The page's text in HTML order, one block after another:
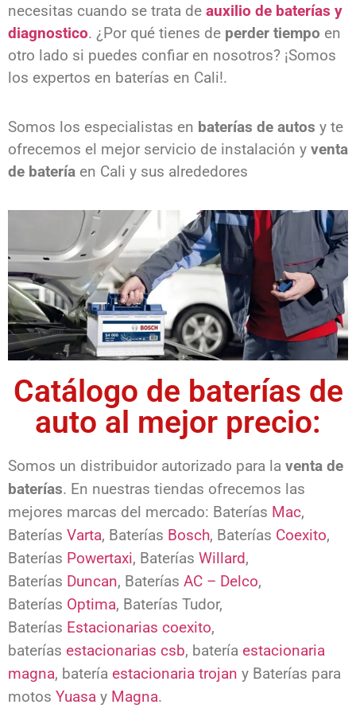
necesitas cuando se trata de auxilio de baterías y
diagnostico. ¿Por qué tienes de perder tiempo en
otro lado si puedes confiar en nosotros? ¡Somos
los expertos en baterías en Cali!.
Somos los especialistas en baterías de autos y te
ofrecemos el mejor servicio de instalación y venta
de batería en Cali y sus alrededores
Catálogo de baterías de
auto al mejor precio:
Somos un distribuidor autorizado para la venta de
baterías. En nuestras tiendas ofrecemos las
mejores marcas del mercado: Baterías Mac,
Baterías Varta, Baterías Bosch, Baterías Coexito,
Baterías Powertaxi, Baterías Willard,
Baterías Duncan, Baterías AC – Delco,
Baterías Optima, Baterías Tudor,
Baterías Estacionarias coexito,
baterías estacionarias csb, batería estacionaria
magna, batería estacionaria trojan y Baterías para
motos Yuasa y Magna.